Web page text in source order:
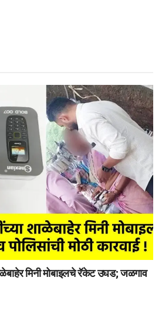
मिनी मोबाइलचे रॅकेट उघड; जळगाव